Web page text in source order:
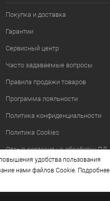
Покупка и доставка
Гарантии
Сервисный центр
Часто задаваемые вопросы
Правила продажи товаров
Программа лояльности
Политика конфиденциальности
Политика Cookies
Отзыв согласия на обработку ПД
удобства пользования
нами файлов Cookie. Подробнее